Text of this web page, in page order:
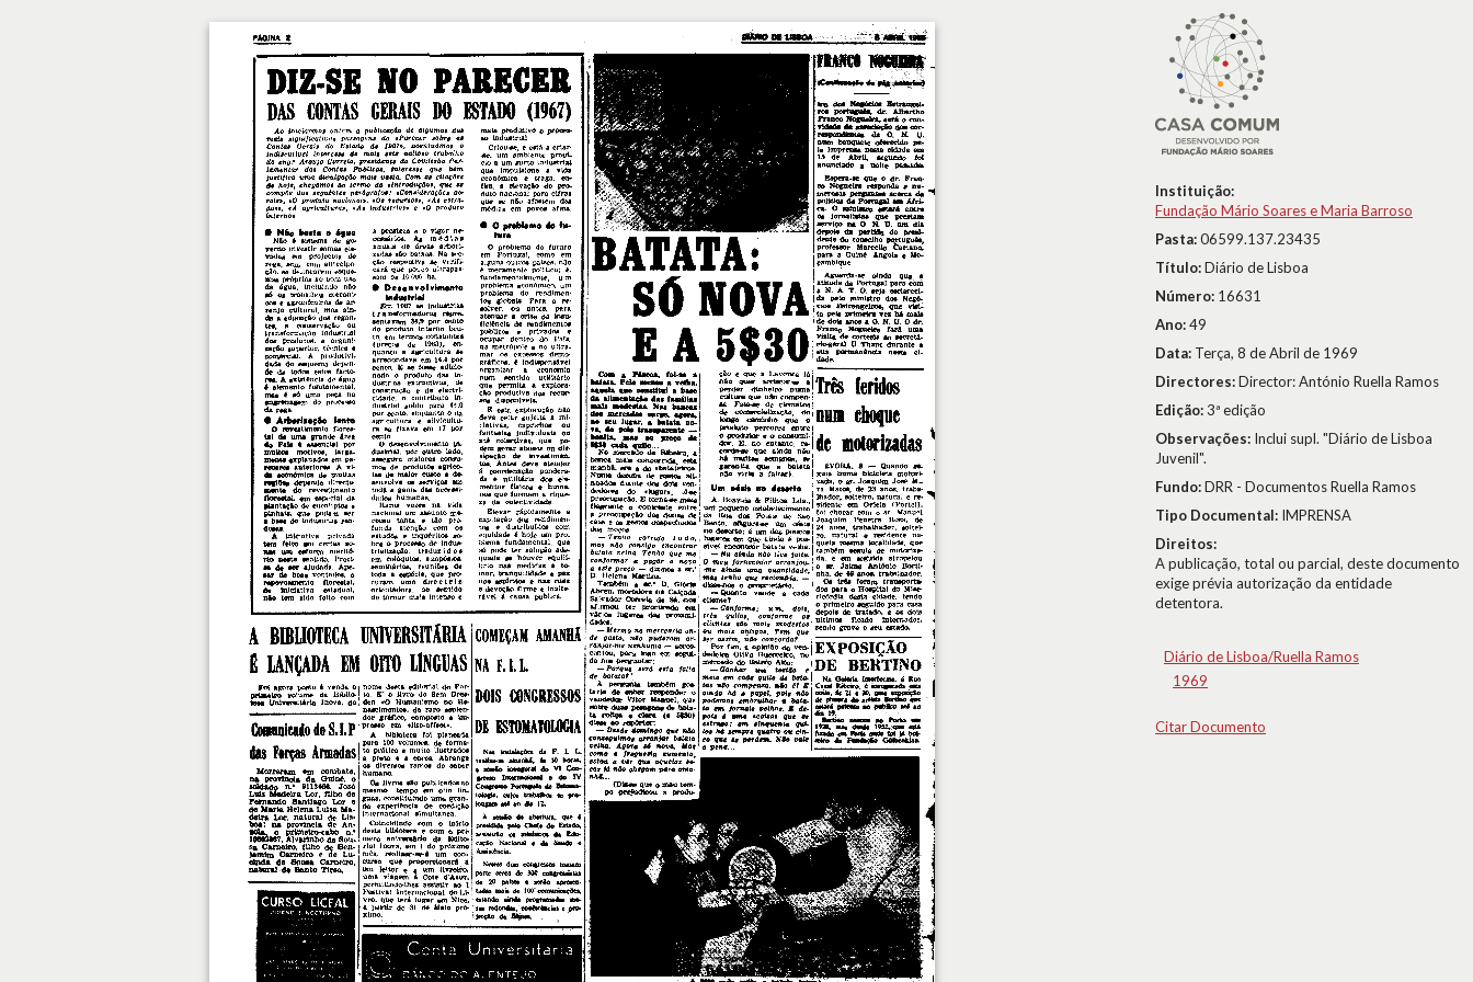
Instituição:
Fundação Mário Soares e Maria Barroso
Pasta:06599.137.23435
Título:Diário de Lisboa
Número: 16631
Ano:49
Data: Terça, 8 de Abril de 1969
Directores:Director: António Ruella Ramos
Edição:3ª edição
Observações: Inclui supl. "Diário de Lisboa
Juvenil".
Fundo:DRR - Documentos Ruella Ramos
Tipo Documental: IMPRENSA
Direitos:
A publicação, total ou parcial, deste documento
exige prévia autorização da entidade
detentora.
Diário de Lisboa/Ruella Ramos
1969
Citar Documento